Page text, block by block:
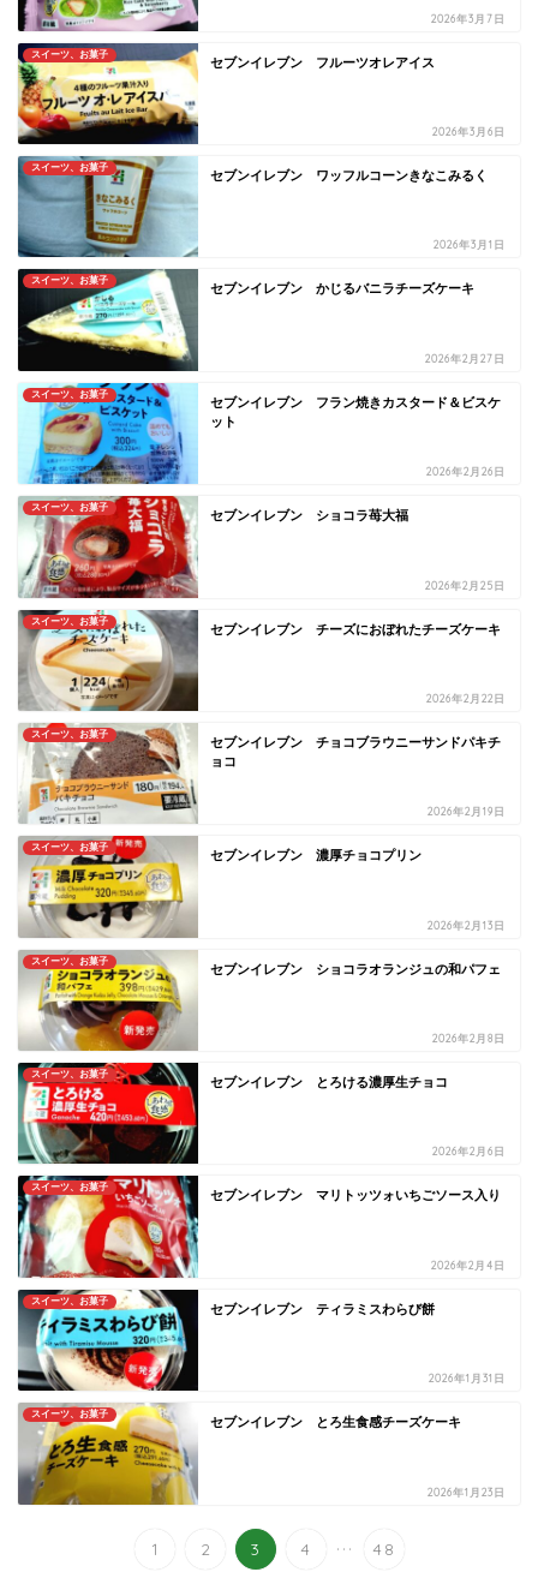
2026年3月7日
スイーツ、お菓子
セブンイレブン フルーツオレアイス
2026年3月6日
スイーツ、お菓子
セブンイレブン ワッフルコーンきなこみるく
2026年3月1日
スイーツ、お菓子
セブンイレブン かじるバニラチーズケーキ
2026年2月27日
スイーツ、お菓子
セブンイレブン フラン焼きカスタード＆ビスケ
ット
2026年2月26日
スイーツ、お菓子
セブンイレブン ショコラ苺大福
2026年2月25日
スイーツ、お菓子
セブンイレブン チーズにおぼれたチーズケーキ
2026年2月22日
スイーツ、お菓子
セブンイレブン チョコブラウニーサンドパキチ
ョコ
2026年2月19日
スイーツ、お菓子
セブンイレブン 濃厚チョコプリン
2026年2月13日
スイーツ、お菓子
セブンイレブン ショコラオランジュの和パフェ
2026年2月8日
スイーツ、お菓子
セブンイレブン とろける濃厚生チョコ
2026年2月6日
スイーツ、お菓子
セブンイレブン マリトッツォいちごソース入り
2026年2月4日
スイーツ、お菓子
セブンイレブン ティラミスわらび餅
2026年1月31日
スイーツ、お菓子
セブンイレブン とろ生食感チーズケーキ
2026年1月23日
1 2 3 4 ... 48